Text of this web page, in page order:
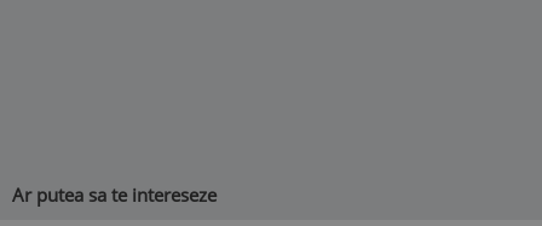
Ar putea sa te intereseze